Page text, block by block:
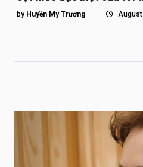
tế”
by Huyền My Trương August